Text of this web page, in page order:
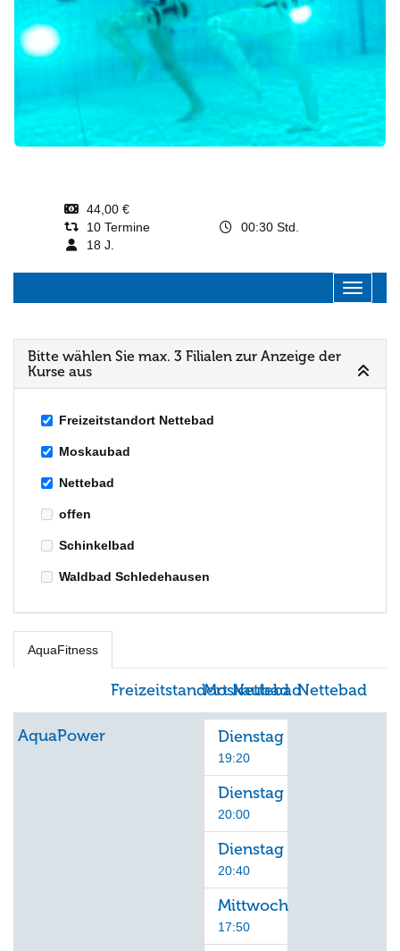
44,00 €
10 Termine
00:30 Std.
18 J.
Bitte wählen Sie max. 3 Filialen zur Anzeige der
Kurse aus
Freizeitstandort Nettebad
Moskaubad
Nettebad
offen
Schinkelbad
Waldbad Schledehausen
AquaFitness
Freizeitstandort Nettebad
Moskaubad Nettebad
AquaPower Dienstag
19:20
Dienstag
20:00
Dienstag
20:40
Mittwoch
17:50